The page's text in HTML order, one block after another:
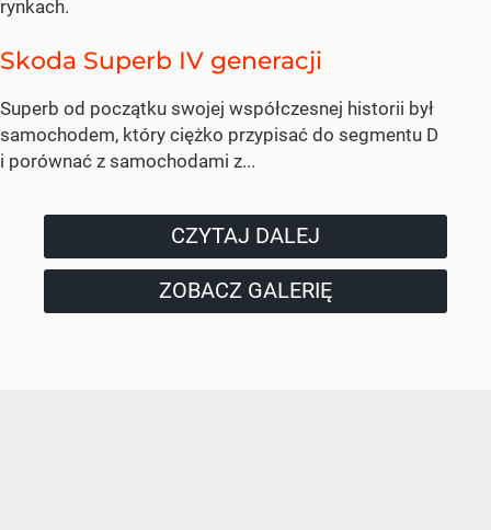
rynkach.
Skoda Superb IV generacji
Superb od początku swojej współczesnej historii był
samochodem, który ciężko przypisać do segmentu D
i porównać z samochodami z...
CZYTAJ DALEJ
ZOBACZ GALERIĘ